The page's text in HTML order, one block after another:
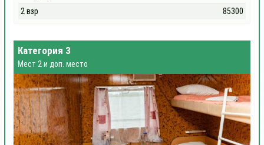
2 взр
85300
Категория 3
Мест 2 и доп. место